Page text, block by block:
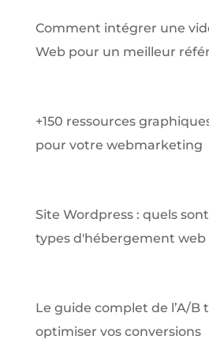
Comment intégrer une
Web pour un meilleur
+150 ressources
pour votre webmarketing
Site Wordpress : quels
types d'hébergement web
Le guide complet de l’A/B
optimiser vos conversions